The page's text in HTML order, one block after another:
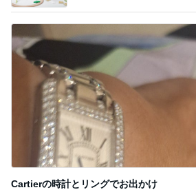
Cartierの時計とリングでお出かけ